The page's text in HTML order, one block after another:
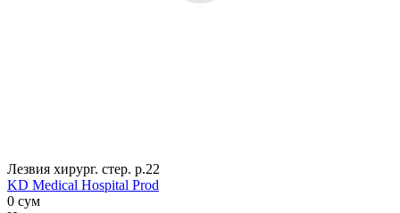
Лезвия хирург. стер. р.22
KD Medical Hospital Prod
0 сум